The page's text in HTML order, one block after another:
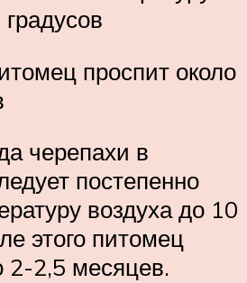
проспит около
черепахи в
постепенно
воздуха до 10
этого питомец
2-2,5 месяцев.